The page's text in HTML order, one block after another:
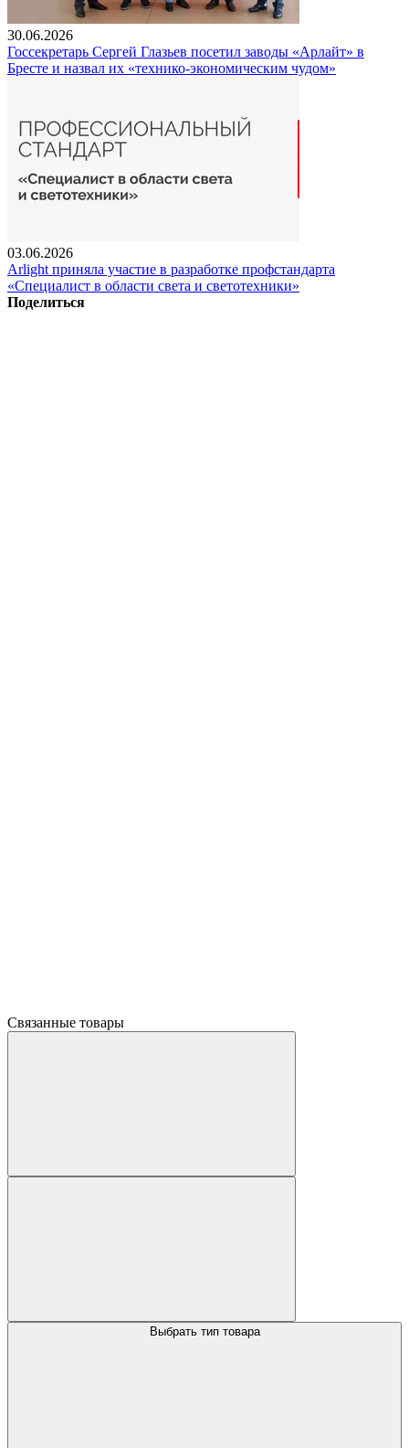
30.06.2026
Госсекретарь Сергей Глазьев посетил заводы «Арлайт» в
Бресте и назвал их «технико-экономическим чудом»
03.06.2026
Arlight приняла участие в разработке профстандарта
«Специалист в области света и светотехники»
Поделиться
Связанные товары
Выбрать тип товара